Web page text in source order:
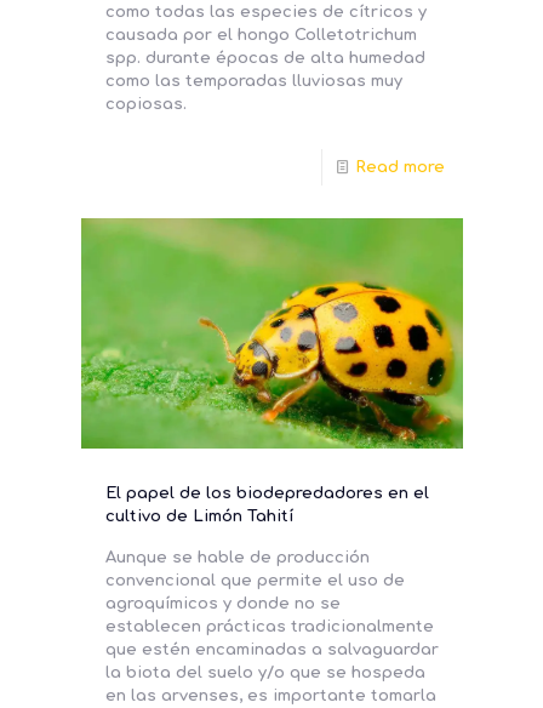
como todas las especies de cítricos y
causada por el hongo Colletotrichum
spp. durante épocas de alta humedad
como las temporadas lluviosas muy
copiosas.
Read more
El papel de los biodepredadores en el
cultivo de Limón Tahití
Aunque se hable de producción
convencional que permite el uso de
agroquímicos y donde no se
establecen prácticas tradicionalmente
que estén encaminadas a salvaguardar
la biota del suelo y/o que se hospeda
en las arvenses, es importante tomarla